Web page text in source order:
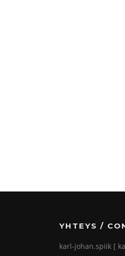
YHTEYS /
karl-johan.spiik [